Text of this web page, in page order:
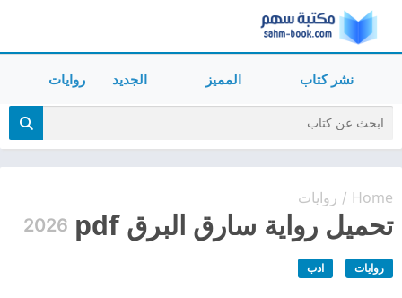
نشر كتاب المميز الجديد روايات
Home
/ روايات
تحميل رواية سارق البرق pdf 2026
روايات ادب